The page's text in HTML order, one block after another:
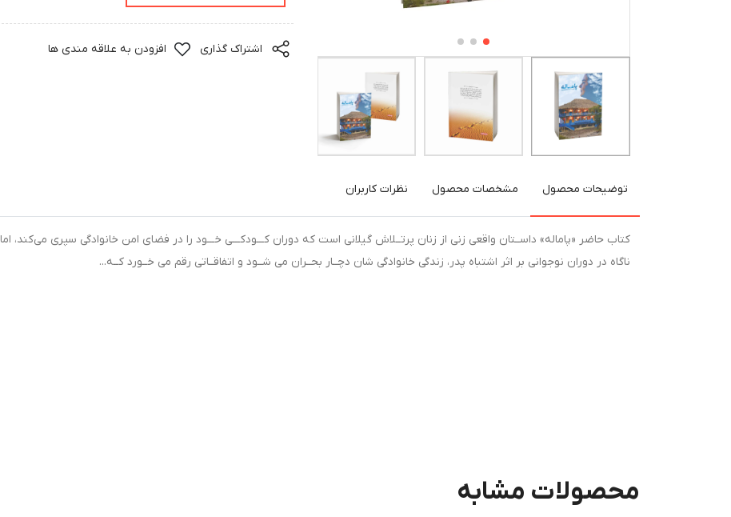
اشتراک گذاری افزودن به علاقه مندی ها
توضیحات محصول مشخصات محصول نظرات کاربران
کتاب حاضر «پاماله» داســتان واقعی زنی از زنان پرتــلاش گیلانی است که دوران کـــودکـــی خـــود را در فضای امن خانوادگی سپری می‌کند، اما
ناگاه در دوران نوجوانی بر اثر اشتباه پدر، زندگی خانوادگی شان دچــار بحــران می شــود و اتفاقــاتی رقم می خــورد کــه...
محصولات مشابه